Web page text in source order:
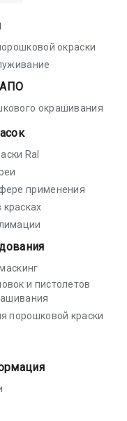
окраски
окрашивания
Ral
применения
и пистолетов
порошковой краски